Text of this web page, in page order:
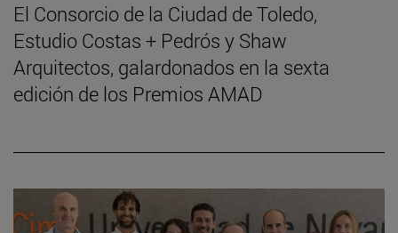
El Consorcio de la Ciudad de Toledo,
Estudio Costas + Pedrós y Shaw
Arquitectos, galardonados en la sexta
edición de los Premios AMAD